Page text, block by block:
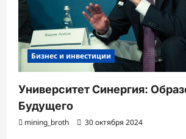
Бизнес и инвестиции
Университет Синергия:
Будущего
mining_broth 30 октября 2024